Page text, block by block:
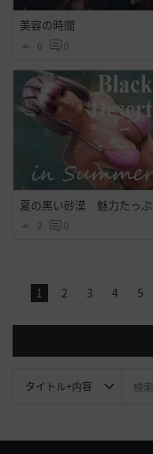
美容の時間
0 0
2 0
1 2 3 4 5